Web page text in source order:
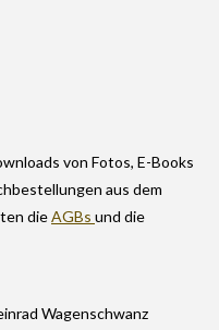
von Fotos, E-Books
aus dem
dieAGBs und die
Wagenschwanz